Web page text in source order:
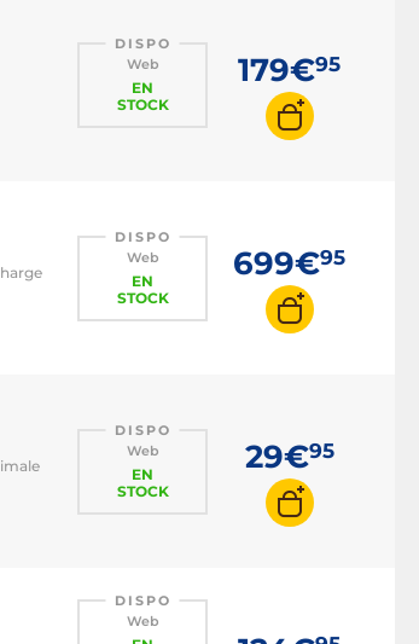
DISPO
Web
EN
STOCK
179€95
DISPO
Web
EN
STOCK
699€95
DISPO
Web
EN
STOCK
29€95
DISPO
Web